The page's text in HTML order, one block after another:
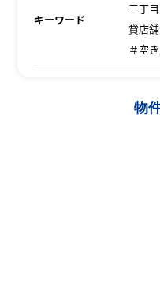
キーワード
三丁
貸店
＃空
物